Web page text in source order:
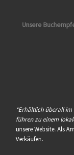
Unsere
*Erhältlich überall im
führen zu einem
unsere Website. Als
Verkäufen.